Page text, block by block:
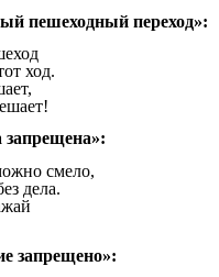
пешеходный переход»:
ход.
запрещена»:
смело,
дела.
запрещено»: